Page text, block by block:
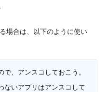
場合は、以下のように使い
、アンスコしておこう。
ないアプリはアンスコして